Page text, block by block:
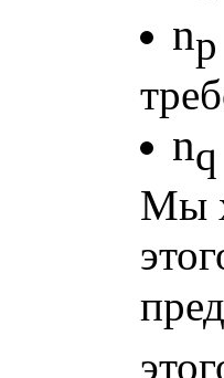
np
nq
Мы